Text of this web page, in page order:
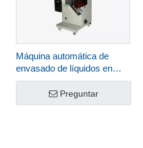
Máquina automática de
envasado de líquidos en
bolsas de forma piramidal
DXDY-100ZIIPreguntar